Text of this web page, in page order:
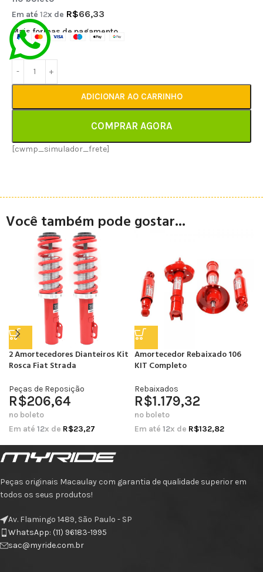
Em até 12x de R$66,33
Mais formas de pagamento
ADICIONAR AO CARRINHO
COMPRAR AGORA
[cwmp_simulador_frete]
Você também pode gostar...
2 Amortecedores Dianteiros Kit
Rosca Fiat Strada
Peças de Reposição
R$206,64
no boleto
Em até 12x de R$23,27
Amortecedor Rebaixado 106
KIT Completo
Rebaixados
R$1.179,32
no boleto
Em até 12x de R$132,82
Peças originais Macaulay com garantia de qualidade superior em
todos os seus produtos!
Av. Flamingo 1489, São Paulo - SP
WhatsApp: (11) 96183-1995
sac@myride.com.br